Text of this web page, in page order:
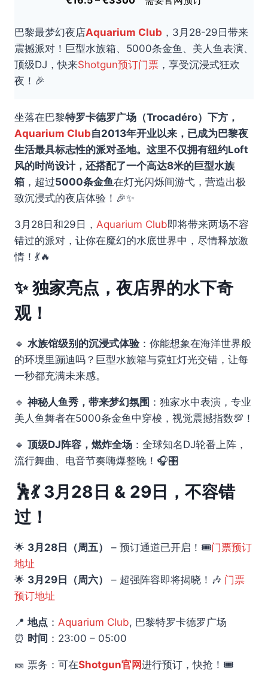
巴黎最梦幻夜店Aquarium Club ，3月28-29日带来
震撼派对！巨型水族箱、5000条金鱼、美人鱼表演、
顶级DJ，快来Shotgun预订门票 ，享受沉浸式狂欢
夜！🎉
坐落在巴黎特罗卡德罗广场（Trocadéro）下方，
Aquarium Club自2013年开业以来，已成为巴黎夜
生活最具标志性的派对圣地。这里不仅拥有纽约Loft
风的时尚设计，还搭配了一个高达8米的巨型水族
箱 ，超过5000条金鱼在灯光闪烁间游弋，营造出极
致沉浸式的夜店体验！🎉✨
3月28日和29日， Aquarium Club即将带来两场不容
错过的派对，让你在魔幻的水底世界中，尽情释放激
情！💃🔥
✨ 独家亮点，夜店界的水下奇
观！
🔹 水族馆级别的沉浸式体验：你能想象在海洋世界般
的环境里蹦迪吗？巨型水族箱与霓虹灯光交错，让每
一秒都充满未来感。
🔹 神秘人鱼秀，带来梦幻氛围 ：独家水中表演，专业
美人鱼舞者在5000条金鱼中穿梭，视觉震撼指数💯！
🔹 顶级DJ阵容，燃炸全场 ：全球知名DJ轮番上阵，
流行舞曲、电音节奏嗨爆整晚！🎧🎛️
🕺💃3月28日 & 29日，不容错
过！
🌟 3月28日（周五） – 预订通道已开启！🎟️门票预订
地址
🌟 3月29日（周六） – 超强阵容即将揭晓！🎶 门票
预订地址
📍 地点 ： Aquarium Club, 巴黎特罗卡德罗广场
⏰ 时间 ：23:00 – 05:00
🎫 票务：可在Shotgun官网进行预订，快抢！🎟️